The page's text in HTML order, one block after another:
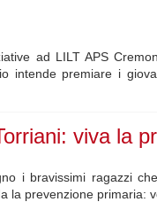
ad LILT APS
intende premiare i
viva la
i bravissimi ragazzi
prevenzione primaria: